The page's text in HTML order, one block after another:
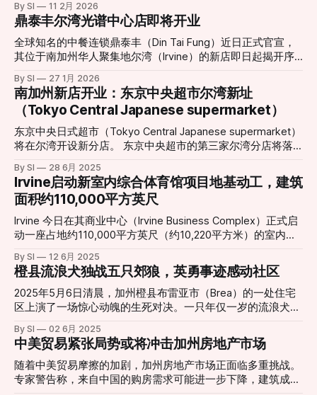
化，同时在灯光效果、乘坐舒适度和整体视野方面做出显著提
升。整合了更先进的可编程LED照明系统，新摩天轮能够演绎
更加丰富多变的灯光秀效果，为夜间游览提供更震撼体验。
项目负责人表示，这一重新设计的娱乐地标不仅是一次设施升
级，更是对整个中心景观与游客体验的重新构想。“新的摩天
轮将成为一个能激发更多记忆与故事的新起点，无论是家庭游
客、情侣约会还是节日庆典，都将成为他们新的集体回忆背
景。”该负责人指出。 随着更新工程的推进，这一城市地标即
罚。这一举动回应了当地社区日益高涨的投诉声浪，也让城市
扩张与工业设施留存之间的矛盾再次成为焦点。 “无法打开的
窗户”：居民忍受度达极限 对于家住Portola Springs社区的居
民Monica Fonta来说，新鲜空气已经成为一种奢侈。她在受访
容，这种气味如同腐烂的垃圾在密闭空间内发酵，且在清晨、
深夜以及圣安娜风盛行时尤为刺鼻。 受影响的范围不仅限于
居住区。据悉，在距离填埋场数英里外的伍德伯里购物中心
（Woodbury Town Center）周边，也能时常闻到类似的酸腐
味。 历史遗留与城市化扩张的碰撞 鲍尔曼垃圾填埋场由橙县
政府所有并运营，自1990年起投入使用。填埋场负责人汤姆·
卡特里利斯（Tom Koutroulis）指出，该场址在30多年前建立
时，周边几乎没有居民区。然而，随着尔湾近年来的急速扩
张，大量住宅区在填埋场周
By SI 11 2月 2026
鼎泰丰尔湾光谱中心店即将开业
全球知名的中餐连锁鼎泰丰（Din Tai Fung）近日正式官宣，
其位于南加州华人聚集地尔湾（Irvine）的新店即日起揭开序
中心（Irvine Spectrum Center）迎来了又一重磅餐饮地标。
根据官方公布的信息，尔湾店将采取分阶段开业模式，为顾客
提供精致的用餐体验： * 试营业阶段 (Soft Opening)： 2月6
日至3月1日。此期间将采取预约制，目前已开放预订，旨在为
顾客提供更私密且高水准的先行体验。预约地址：
Opening)： 3月2日正式全面迎客。 现代化设计与经典美味的
融合 新店坐落于尔湾光谱中心（地址：812 Spectrum Center
Drive, Irvine, CA 92618），地理位置优越。店内装修延续了鼎
泰丰一贯的现代极简风格，巨大的透明落地窗式厨房依然是焦
点，食客可以近距离观赏师傅们如何以“黄金18褶”
By SI 27 1月 2026
南加州新店开业：东京中央超市尔湾新址
（Tokyo Central Japanese supermarket）
东京中央日式超市（Tokyo Central Japanese supermarket）
将在尔湾开设新分店。 东京中央超市的第三家尔湾分店将落
的日式商品，包括新鲜海产、熟食、美妆产品和厨具等。新店
地理位置优越，毗邻另一家日式超市三和市场（Mitsuwa
Marketplace）。
By SI 28 6月 2025
Irvine启动新室内综合体育馆项目地基动工，建筑
面积约110,000平方英尺
Irvine 今日在其商业中心（Irvine Business Complex）正式启
动一座占地约110,000平方英尺（约10,220平方米）的室内体
投入使用，以应对当地及周边社区对室内运动和活动空间不断
增长的需求 。 该 Fieldhouse 坐落于 Red Hill Ave.（红山大
道）17300号，覆盖约7.3英亩（约2.96公顷）。设计中包括
10片多功能运动场、10个羽毛球场、一个多用途活动室、餐饮
（basketball）、排球（volleyball）和羽毛球（badminton）
等球类比赛，还计划承接社区健康项目、青少年赛事及各类市
政活动 。 为增强设施多样性，市府主动邀请 futsal（室内足
球）、table tennis（乒乓球）、pickleball（匹克球）和
By SI 12 6月 2025
橙县流浪犬独战五只郊狼，英勇事迹感动社区
2025年5月6日清晨，加州橙县布雷亚市（Brea）的一处住宅
区上演了一场惊心动魄的生死对决。一只年仅一岁的流浪犬在
志，成功抵御了长达45分钟的围攻，最终全身而退。 这只勇
敢的狗狗是一只拉布拉多与德国牧羊犬的混血犬，后来被取名
为“杜克”（Duke）。事发时，杜克被五只郊狼包围，牠巧妙地
将自己背靠灌木丛，防止被从侧面偷袭，并不断吠叫和反击，
By SI 02 6月 2025
中美贸易紧张局势或将冲击加州房地产市场
随着中美贸易摩擦的加剧，加州房地产市场正面临多重挑战。
专家警告称，来自中国的购房需求可能进一步下降，建筑成本